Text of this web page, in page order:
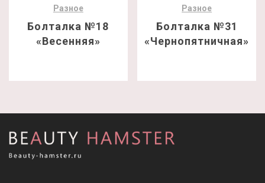
Разное
Болталка №18
«Весенняя»
Разное
Болталка №31
«Чернопятничная»